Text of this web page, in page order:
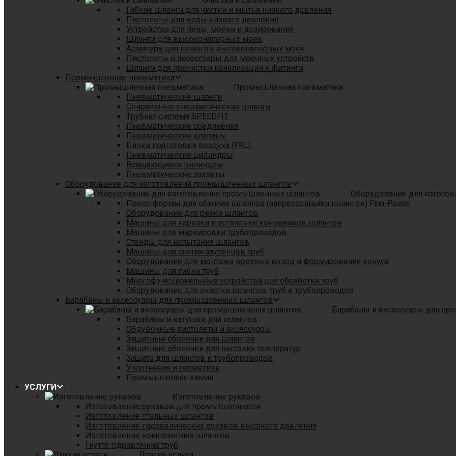
Гибкие шланги для чистки и мытья низкого давления
Пистолеты для воды низкого давления
Устройства для пены, мойки и дозирования
Шланги для высоконапорных моек
Арматура для шлангов высоконапорных моек
Пистолеты и аксессуары для моечных устройств
Шланги для прочистки канализации и фитинги
Промышленная пневматика
Промышленная пневматика
Пневматические шланги
Спиральные пневматические шланги
Tрубная система SPEEDFIT
Пневматические соединения
Пневматические клапаны
Блоки подготовки воздуха (FRL)
Пневматические цилиндры
Вращающиеся цилиндры
Пневматические захваты
Оборудование для изготовления промышленных шлангов
Оборудование для
Пресс-формы для обжима шлангов (запрессовщики шлангов) Finn-Power
Оборудование для резки шлангов
Машины для нарезки и установки концевиков шлангов
Машины для маркировки трубопроводов
Стенды для испытания шлангов
Машины для снятия заусенцев труб
Оборудование для монтажа врезных колец и формирования конуса
Машины для гибки труб
Многофункциональные устройства для обработки труб
Оборудование для очистки шлангов, труб и трубопроводов
Барабаны и аксессуары для промышленных шлангов
Барабаны и аксессуары для
Барабаны и катушки для шлангов
Обдувочные пистолеты и аксессуары
Защитные оболочки для шлангов
Защитные оболочки для высоких температур
Защита для шлангов и трубопроводов
Уплотнения и герметики
Промышленная химия
УСЛУГИ
Изготовление рукавов
Изготовление рукавов для промышленности
Изготовление стальных шлангов
Изготовление гидравлических рукавов высокого давления
Изготовление композитных шлангов
Гнуття гідравлічних труб